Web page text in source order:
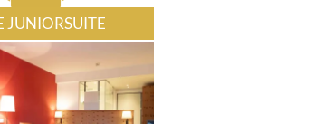
JUNIORSUITE